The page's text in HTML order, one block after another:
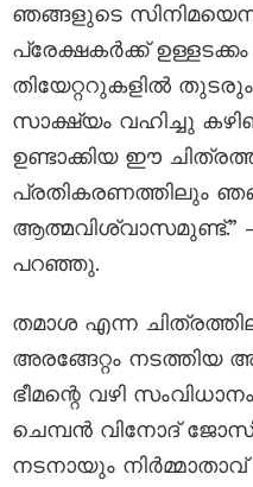
ഞങ്ങളുടെ
പ്രേക്ഷകർക്ക് ഉള്ളടക്കം
തിയേറ്ററുകളിൽ
സാക്ഷ്യം വഹിച്ചു
ഉണ്ടാക്കിയ ഈ
പ്രതികരണത്തിലും
പറഞ്ഞു.
തമാശ എന്ന
അരങ്ങേറ്റം
ഭീമന്റെ വഴി
ചെമ്പൻ വിനോദ്
നടനായും